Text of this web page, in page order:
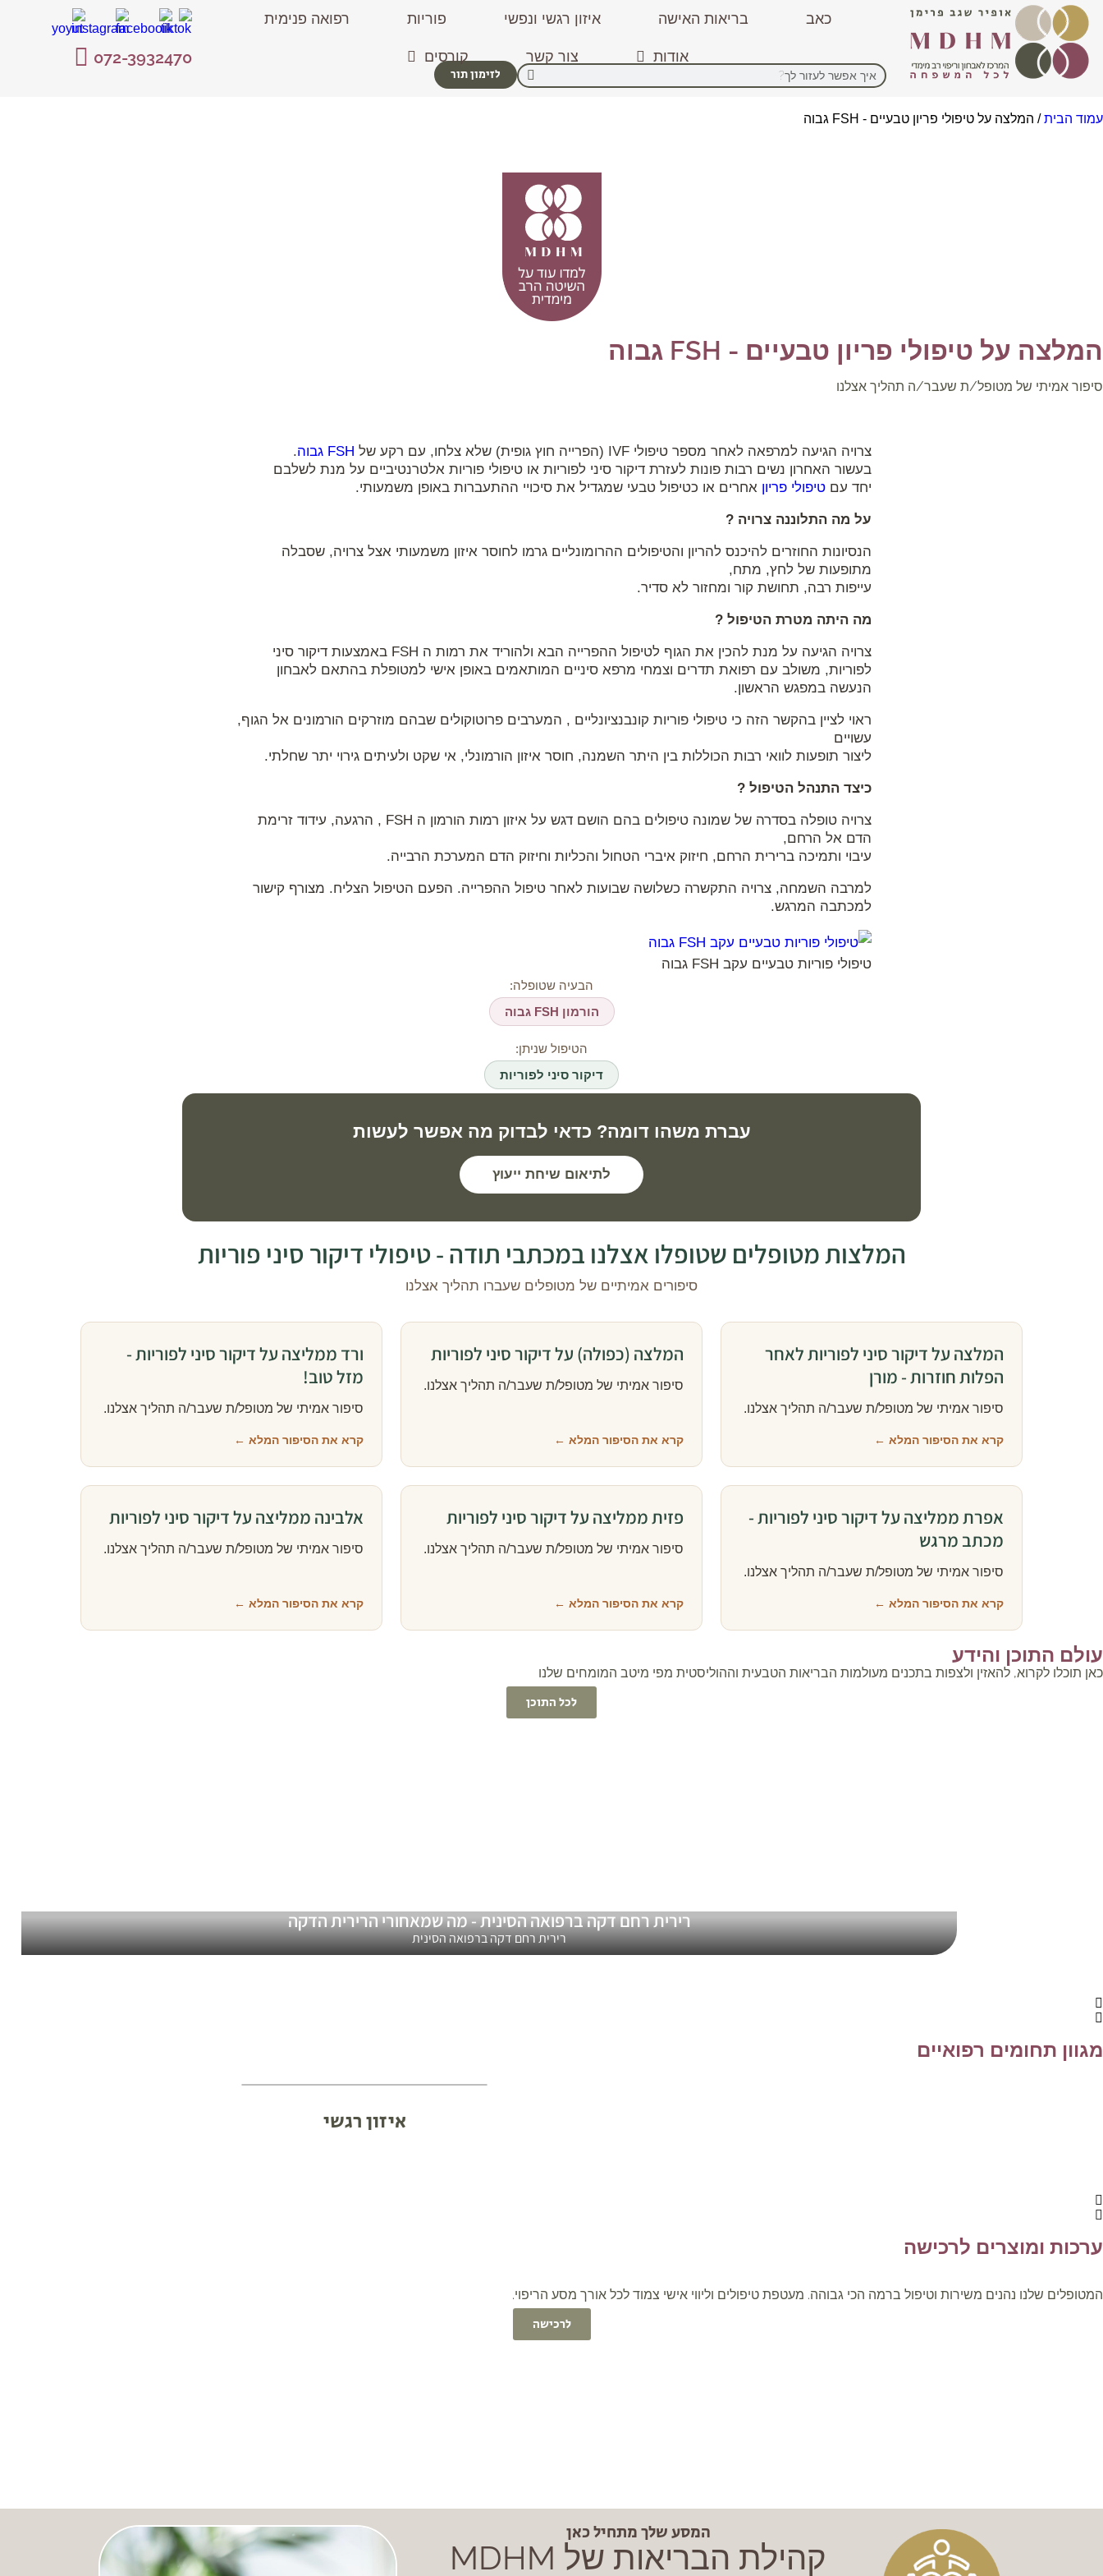
כאב בריאות האישה איזון רגשי ונפשי פוריות רפואה פנימית
אודות צור קשר קורסים
לזימון תור
072-3932470
עמוד הבית/ המלצה על טיפולי פריון טבעיים - FSH גבוה
המלצה על טיפולי פריון טבעיים - FSH גבוה
סיפור אמיתי של מטופל/ת שעבר/ה תהליך אצלנו
צרויה הגיעה למרפאה לאחר מספר טיפולי IVF (הפרייה חוץ גופית) שלא צלחו, עם רקע של FSH גבוה
.
בעשור האחרון נשים רבות פונות לעזרת דיקור סיני לפוריות או טיפולי פוריות אלטרנטיביים על מנת לשלבם
יחד עם טיפולי פריון אחרים או כטיפול טבעי שמגדיל את סיכויי ההתעברות באופן משמעותי.
על מה התלוננה צרויה ?
הנסיונות החוזרים להיכנס להריון והטיפולים ההרומונליים גרמו לחוסר איזון משמעותי אצל צרויה, שסבלה
מתופעות של לחץ, מתח,
עייפות רבה, תחושת קור ומחזור לא סדיר.
מה היתה מטרת הטיפול ?
צרויה הגיעה על מנת להכין את הגוף לטיפול ההפרייה הבא ולהוריד את רמות ה FSH באמצעות דיקור סיני
לפוריות, משולב עם רפואת תדרים וצמחי מרפא סיניים המותאמים באופן אישי למטופלת בהתאם לאבחון
הנעשה במפגש הראשון.
ראוי לציין בהקשר הזה כי טיפולי פוריות קונבנציונליים , המערבים פרוטוקולים שבהם מוזרקים הורמונים אל הגוף,
עשויים
ליצור תופעות לוואי רבות הכוללות בין היתר השמנה, חוסר איזון הורמונלי, אי שקט ולעיתים גירוי יתר שחלתי.
כיצד התנהל הטיפול ?
צרויה טופלה בסדרה של שמונה טיפולים בהם הושם דגש על איזון רמות הורמון ה FSH , הרגעה, עידוד זרימת
הדם אל הרחם,
עיבוי ותמיכה ברירית הרחם, חיזוק איברי הטחול והכליות וחיזוק הדם המערכת הרבייה.
למרבה השמחה, צרויה התקשרה כשלושה שבועות לאחר טיפול ההפרייה. הפעם הטיפול הצליח. מצורף קישור
למכתבה המרגש.
טיפולי פוריות טבעיים עקב FSH גבוה
הבעיה שטופלה:
הורמון FSH גבוה
הטיפול שניתן:
דיקור סיני לפוריות
עברת משהו דומה? כדאי לבדוק מה אפשר לעשות
לתיאום שיחת ייעוץ
המלצות מטופלים שטופלו אצלנו במכתבי תודה - טיפולי דיקור סיני פוריות
סיפורים אמיתיים של מטופלים שעברו תהליך אצלנו
המלצה על דיקור סיני לפוריות לאחר
הפלות חוזרות - מורן
סיפור אמיתי של מטופל/ת שעבר/ה תהליך אצלנו.
קרא את הסיפור המלא ←
המלצה (כפולה) על דיקור סיני לפוריות
סיפור אמיתי של מטופל/ת שעבר/ה תהליך אצלנו.
קרא את הסיפור המלא ←
ורד ממליצה על דיקור סיני לפוריות -
מזל טוב!
סיפור אמיתי של מטופל/ת שעבר/ה תהליך אצלנו.
קרא את הסיפור המלא ←
אפרת ממליצה על דיקור סיני לפוריות -
מכתב מרגש
סיפור אמיתי של מטופל/ת שעבר/ה תהליך אצלנו.
קרא את הסיפור המלא ←
פזית ממליצה על דיקור סיני לפוריות
סיפור אמיתי של מטופל/ת שעבר/ה תהליך אצלנו.
קרא את הסיפור המלא ←
אלבינה ממליצה על דיקור סיני לפוריות
סיפור אמיתי של מטופל/ת שעבר/ה תהליך אצלנו.
קרא את הסיפור המלא ←
עולם התוכן והידע
כאן תוכלו לקרוא, להאזין ולצפות בתכנים מעולמות הבריאות הטבעית וההוליסטית מפי מיטב המומחים שלנו
לכל התוכן
רירית רחם דקה ברפואה הסינית - מה שמאחורי הרירית הדקה
רירית רחם דקה ברפואה הסינית
מגוון תחומים רפואיים
איזון רגשי
ערכות ומוצרים לרכישה
המטופלים שלנו נהנים משירות וטיפול ברמה הכי גבוהה. מעטפת טיפולים וליווי אישי צמוד לכל אורך מסע הריפוי.
לרכישה
המסע שלך מתחיל כאן
קהילת הבריאות של MDHM